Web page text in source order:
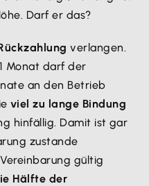
Darf er das?
verlangen.
Monat darf der
an den Betrieb
viel zu lange Bindung
hinfällig. Damit ist gar
zustande
gültig
Hälfte der